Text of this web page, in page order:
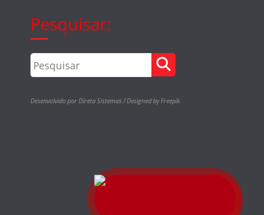
Pesquisar:
Desenvolvido por Direta Sistemas /Designed by Freepik